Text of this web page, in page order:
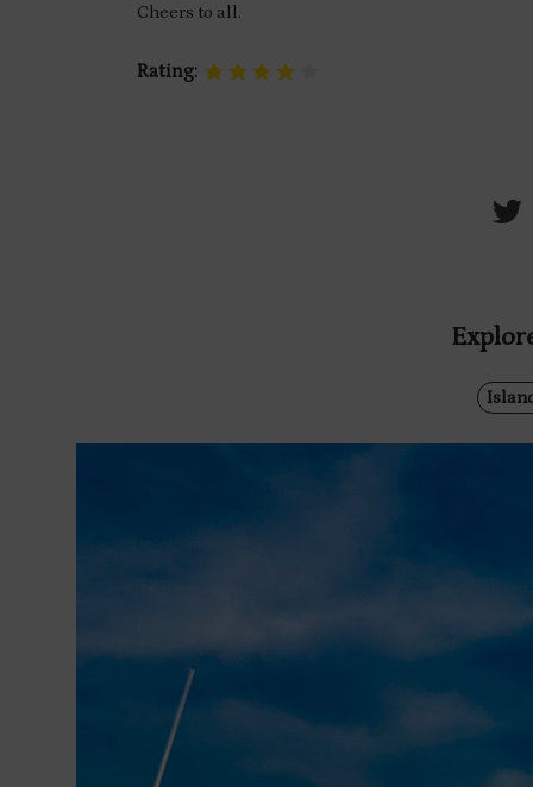
Cheers to all.
Rating: